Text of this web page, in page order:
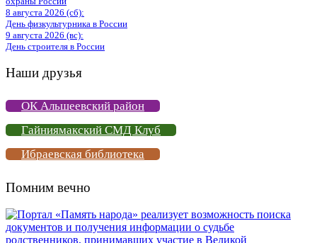
8 августа 2026 (сб):
День физкультурника в России
9 августа 2026 (вс):
День строителя в России
Наши друзья
ОК Альшеевский район
Гайниямакский СМД Клуб
Ибраевская библиотека
Помним вечно